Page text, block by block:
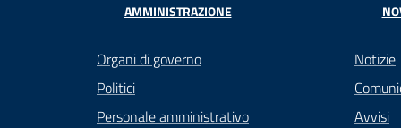
AMMINISTRAZIONE
Organi di governo
Politici
Personale amministrativo
Notizie
Avvisi